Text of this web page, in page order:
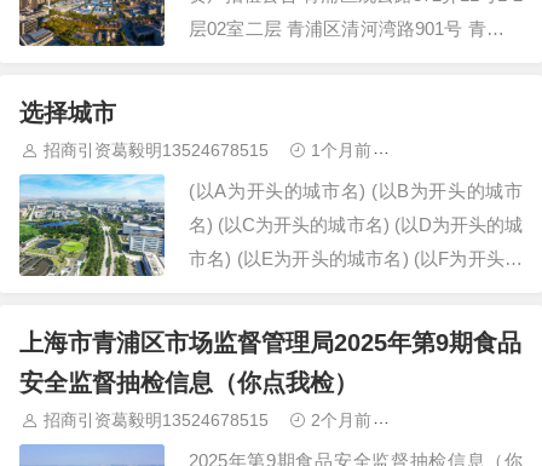
层02室二层 青浦区清河湾路901号 青浦区
选择城市
招商引资葛毅明13524678515 1个月前
(以A为开头的城市名) (以B为开头的城市
名) (以C为开头的城市名) (以D为开头的城
市名) (以E为开头的城市名) (以F为开头的
上海市青浦区市场监督管理局2025年第9期食品
安全监督抽检信息（你点我检）
招商引资葛毅明13524678515 2个月前
2025年第9期食品安全监督抽检信息（你